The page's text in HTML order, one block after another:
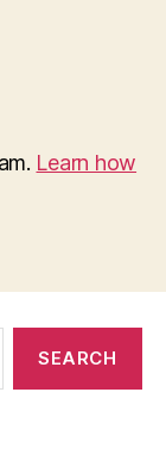
Learn how